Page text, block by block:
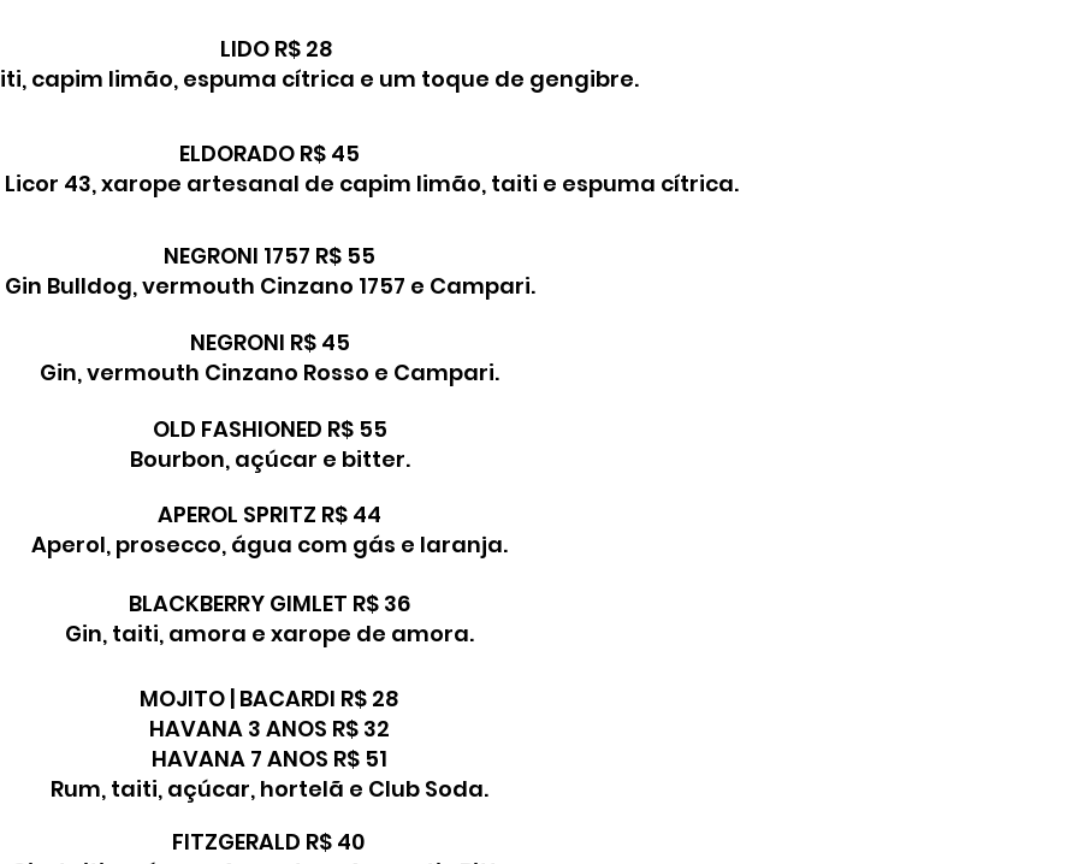
LIDO R$ 28
capim limão, espuma cítrica e um toque de gengibre.
ELDORADO R$ 45
Licor 43, xarope artesanal de capim limão, taiti e espuma cítrica.
NEGRONI 1757 R$ 55
Gin Bulldog, vermouth Cinzano 1757 e Campari.
NEGRONI R$ 45
Gin, vermouth Cinzano Rosso e Campari.
OLD FASHIONED R$ 55
Bourbon, açúcar e bitter.
APEROL SPRITZ R$ 44
Aperol, prosecco, água com gás e laranja.
BLACKBERRY GIMLET R$ 36
Gin, taiti, amora e xarope de amora.
MOJITO | BACARDI R$ 28
HAVANA 3 ANOS R$ 32
HAVANA 7 ANOS R$ 51
Rum, taiti, açúcar, hortelã e Club Soda.
FITZGERALD R$ 40